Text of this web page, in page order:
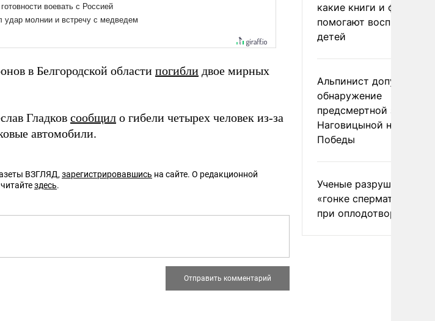
в Белгородской области погибли двое мирных
Гладков сообщил о гибели четырех человек из-за
автомобили.
ВЗГЛЯД, зарегистрировавшись на сайте. О редакционной
здесь.
какие книги и фильмы
помогают воспитывать
детей
Альпинист допустил
обнаружение
предсмертной записки
Наговицыной на пике
Победы
Ученые разрушили миф
«гонке
при оплодотворении